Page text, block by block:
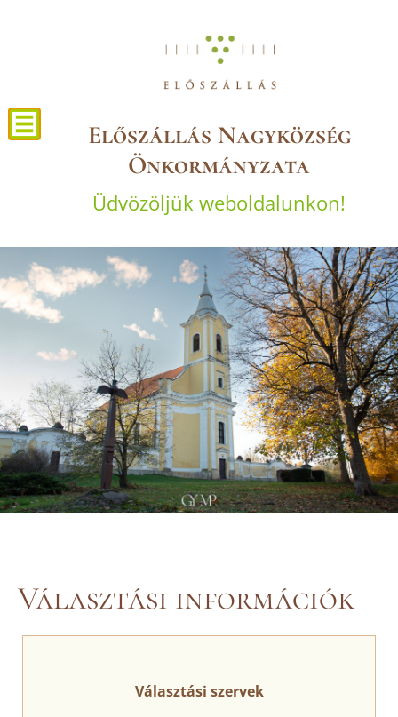
Előszállás Nagyközség
Önkormányzata
Üdvözöljük weboldalunkon!
Választási információk
Választási szervek